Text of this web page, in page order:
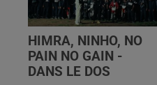
HIMRA, NINHO, NO
PAIN NO GAIN -
DANS LE DOS